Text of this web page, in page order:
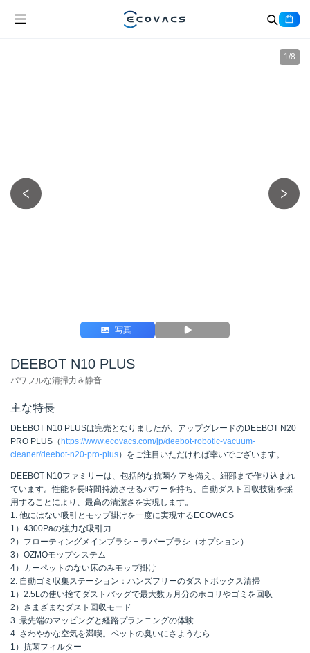
1/8
写真
DEEBOT N10 PLUS
パワフルな清掃力＆静音
主な特長
DEEBOT N10 PLUSは完売となりましたが、アップグレードのDEEBOT N20
PRO PLUS（ https://www.ecovacs.com/jp/deebot-robotic-vacuum-
cleaner/deebot-n20-pro-plus）をご注目いただければ幸いでございます。
DEEBOT N10ファミリーは、包括的な抗菌ケアを備え、細部まで作り込まれ
ています。性能を長時間持続させるパワーを持ち、自動ダスト回収技術を採
用することにより、最高の清潔さを実現します。
1. 他にはない吸引とモップ掛けを一度に実現するECOVACS
1）4300Paの強力な吸引力
2）フローティングメインブラシ + ラバーブラシ（オプション）
3）OZMOモップシステム
4）カーペットのない床のみモップ掛け
2. 自動ゴミ収集ステーション：ハンズフリーのダストボックス清掃
1）2.5Lの使い捨てダストバッグで最大数ヵ月分のホコリやゴミを回収
2）さまざまなダスト回収モード
3. 最先端のマッピングと経路プランニングの体験
4. さわやかな空気を満喫。ペットの臭いにさようなら
1）抗菌フィルター